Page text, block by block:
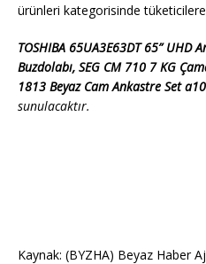
ürünleri kategorisinde
TOSHIBA 65UA3E63DT 65” UHD
Buzdolabı, SEG CM 710 7 KG
1813 Beyaz Cam Ankastre Set
sunulacaktır.
Kaynak: (BYZHA) Beyaz Haber